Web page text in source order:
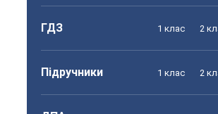
ГДЗ 1 клас 2
Підручники 1 клас 2